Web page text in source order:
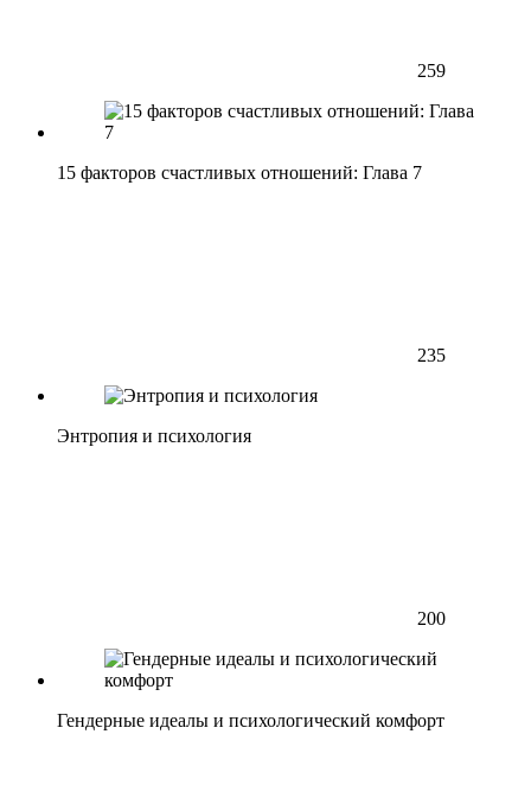
259
15 факторов счастливых отношений: Глава 7
235
Энтропия и психология
200
Гендерные идеалы и психологический комфорт